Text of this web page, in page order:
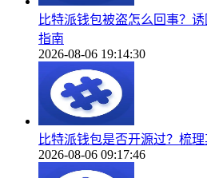
比特派钱包被盗怎么回事？
指南
2026-08-06 19:14:30
比特派钱包是否开源过？梳
2026-08-06 09:17:46